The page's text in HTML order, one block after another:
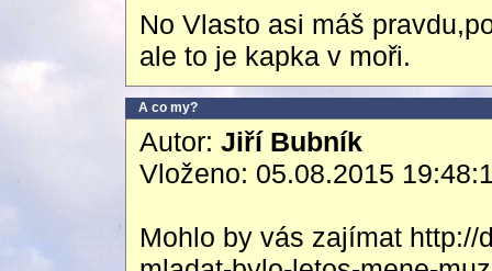
No Vlasto asi máš
ale to je kapka v moři.
A co my?
Autor: Jiří Bubník
Vloženo: 05.08.2015
Mohlo by vás zajímat